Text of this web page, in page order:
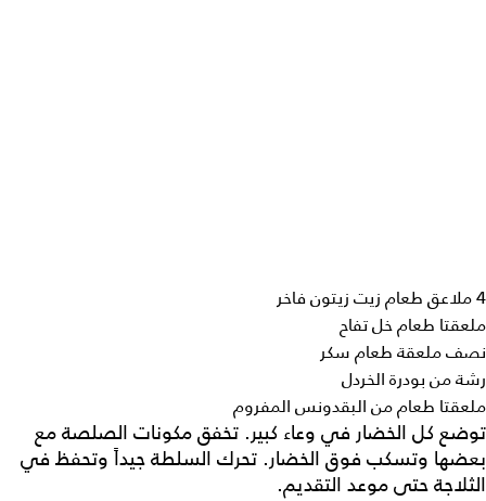
4 ملاعق طعام زيت زيتون فاخر
ملعقتا طعام خل تفاح
نصف ملعقة طعام سكر
رشة من بودرة الخردل
ملعقتا طعام من البقدونس المفروم
توضع كل الخضار في وعاء كبير. تخفق مكونات الصلصة مع
بعضها وتسكب فوق الخضار. تحرك السلطة جيداً وتحفظ في
الثلاجة حتى موعد التقديم.